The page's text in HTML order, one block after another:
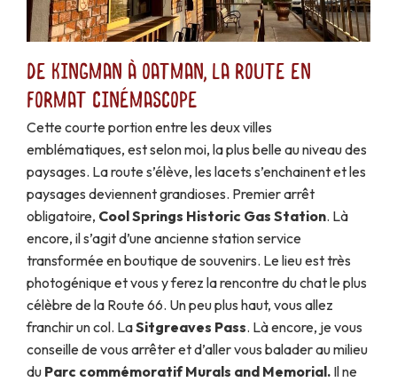
De Kingman à Oatman, la route en
format cinémascope
Cette courte portion entre les deux villes
emblématiques, est selon moi, la plus belle au niveau des
paysages. La route s’élève, les lacets s’enchainent et les
paysages deviennent grandioses. Premier arrêt
obligatoire, Cool Springs Historic Gas Station. Là
encore, il s’agit d’une ancienne station service
transformée en boutique de souvenirs. Le lieu est très
photogénique et vous y ferez la rencontre du chat le plus
célèbre de la Route 66. Un peu plus haut, vous allez
franchir un col. LaSitgreaves Pass. Là encore, je vous
conseille de vous arrêter et d’aller vous balader au milieu
du Parc commémoratif Murals and Memorial. Il ne